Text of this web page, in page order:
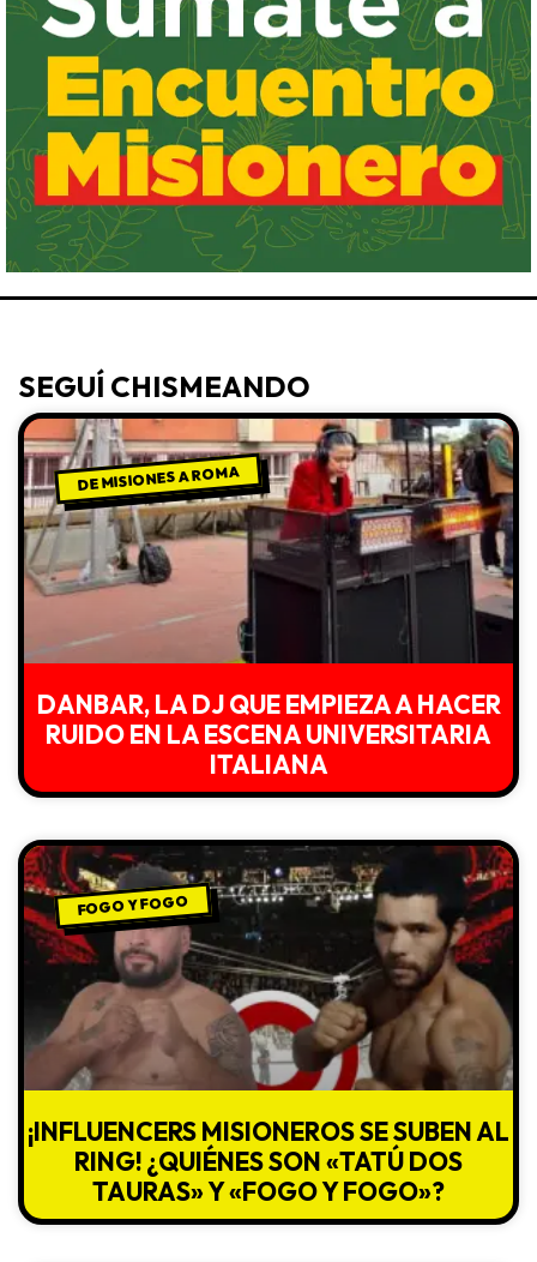
SEGUÍ CHISMEANDO
DE MISIONES A ROMA
DANBAR, LA DJ QUE EMPIEZA A HACER
RUIDO EN LA ESCENA UNIVERSITARIA
ITALIANA
FOGO Y FOGO
¡INFLUENCERS MISIONEROS SE SUBEN AL
RING! ¿QUIÉNES SON «TATÚ DOS
TAURAS» Y «FOGO Y FOGO»?